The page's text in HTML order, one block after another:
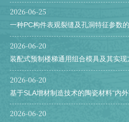
2026-06-25
2026-06-22
2026-06-08
2026-05-20
2026-05-09
2026-06-25
一种PC构件表观裂缝及孔洞特征参数
2026-06-20
装配式预制楼梯通用组合模具及其实现
2026-06-20
基于SLA增材制造技术的陶瓷材料“内
2026-06-20